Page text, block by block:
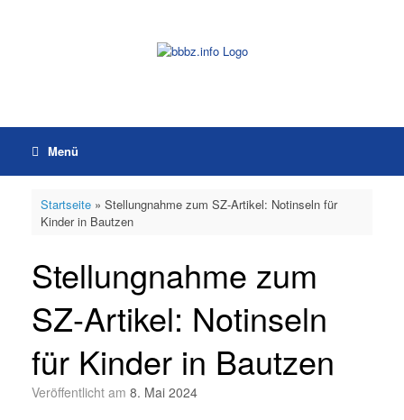
Menü
Startseite» Stellungnahme zum SZ-Artikel: Notinseln für
Kinder in Bautzen
Stellungnahme zum
SZ-Artikel: Notinseln
für Kinder in Bautzen
Veröffentlicht am 8. Mai 2024